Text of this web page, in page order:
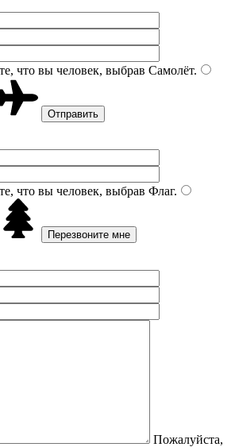
что вы человек, выбрав Самолёт.
что вы человек, выбрав Флаг.
Пожалуйста,